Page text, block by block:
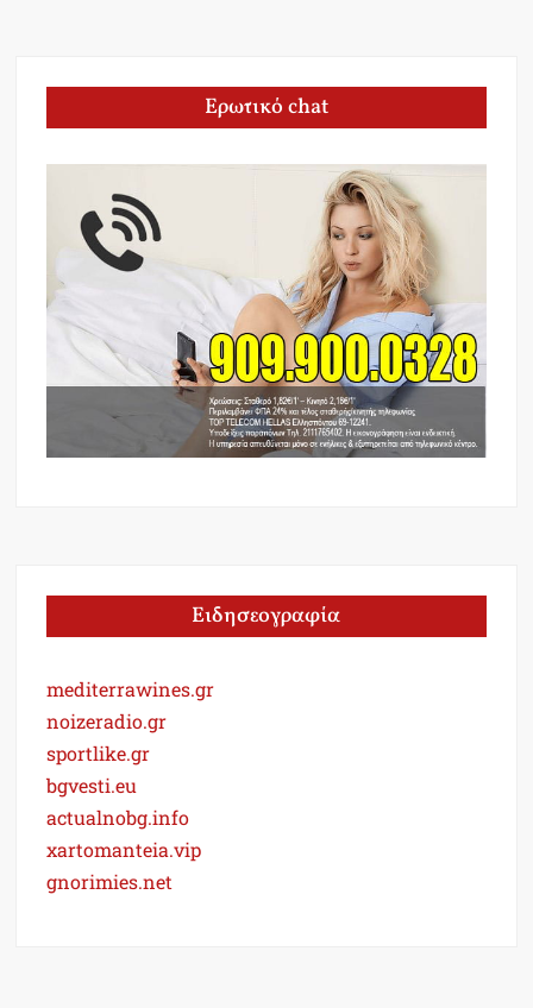
Ερωτικό chat
Ειδησεογραφία
mediterrawines.gr
noizeradio.gr
sportlike.gr
bgvesti.eu
actualnobg.info
xartomanteia.vip
gnorimies.net